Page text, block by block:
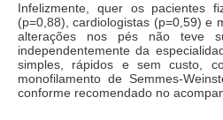
Infelizmente, quer os pacientes
(p=0,88), cardiologistas (p=0,59) e
alterações nos pés não teve
independentemente da
simples, rápidos e sem custo,
monofilamento de Semmes-
conforme recomendado no